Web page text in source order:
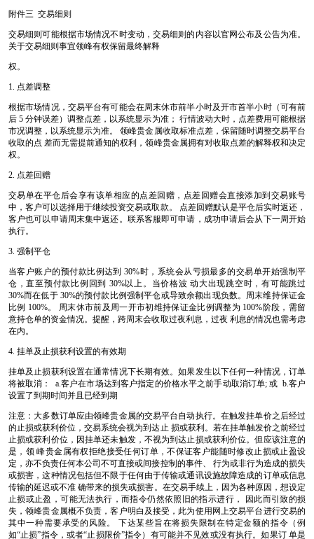
附件三 交易细则
交易细则可能根据市场情况不时变动，交易细则的内容以官网公布及公告为准。
关于交易细则事宜领峰有权保留最终解释
权。
1. 点差调整
根据市场情况，交易平台有可能会在周末休市前半小时及开市首半小时（可有前
后 5 分钟误差）调整点差，以系统显示为准； 行情波动大时，点差费用可能根据
市况调整，以系统显示为准。 领峰贵金属收取标准点差，保留随时调整交易平台
收取的点 差而无需提前通知的权利，领峰贵金属拥有对收取点差的解释权和决定
权。
2. 点差回赠
交易单在平仓后会享有该单相应的点差回赠，点差回赠会直接添加到交易账号
中，客户可以选择用于继续投资交易或取款。 点差回赠默认是平仓后实时返还，
客户也可以申请周末集中返还。联系客服即可申请，成功申请后会从下一周开始
执行。
3. 强制平仓
当客户账户的预付款比例达到 30%时，系统会从亏损最多的交易单开始强制平
仓，直至预付款比例回到 30%以上。当价格波 动大出现跳空时，有可能跳过
30%而在低于 30%的预付款比例强制平仓或导致余额出现负数。周末维持保证金
比例 100%。 周末休市前及周一开市初维持保证金比例调整为 100%阶段，需留
意持仓单的资金情况。提醒，跨周末会收取过夜利息，过夜 利息的情况也需考虑
在内。
4. 挂单及止损获利设置的有效期
挂单及止损获利设置在通常情况下长期有效。如果发生以下任何一种情况，订单
将被取消： a.客户在市场达到客户指定的价格水平之前手动取消订单; 或 b.客户
设置了到期时间并且已经到期
注意：大多数订单应由领峰贵金属的交易平台自动执行。在触发挂单价之后经过
的止损或获利价位，交易系统会视为到达止 损或获利。若在挂单触发价之前经过
止损或获利价位，因挂单还未触发，不视为到达止损或获利价位。但应该注意的
是，领 峰贵金属有权拒绝接受任何订单，不保证客户能随时修改止损或止盈设
定，亦不负责任何本公司不可直接或间接控制的事件、 行为或非行为造成的损失
或损害，这种情况包括但不限于任何由于传输或通讯设施故障造成的订单或信息
传输的延迟或不准 确带来的损失或损害。在交易手续上，因为各种原因，想设定
止损或止盈，可能无法执行，而指令仍然依照旧的指示进行， 因此而引致的损
失，领峰贵金属概不负责，客户明白及接受，此为使用网上交易平台进行交易的
其中一种需要承受的风险。 下达某些旨在将损失限制在特定金额的指令（例
如“止损”指令，或者“止损限价”指令）有可能并不见效或没有执行。如果订 单是